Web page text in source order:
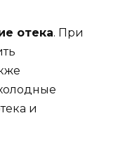
отека. При
и